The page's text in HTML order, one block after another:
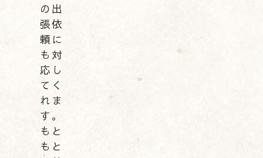
の出
張依
頼に
も対
応し
てく
れま
す。
もと
もと